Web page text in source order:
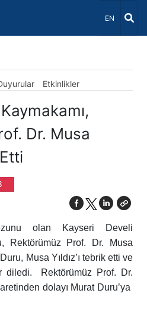
Dil Seçiniz
EN
Etkinlikler
Dr. Musa
olan Kayseri Develi
Rektörümüz Prof. Dr. Musa
Musa Yıldız’ı tebrik etti ve
diledi. Rektörümüz Prof. Dr.
dolayı Murat Duru’ya